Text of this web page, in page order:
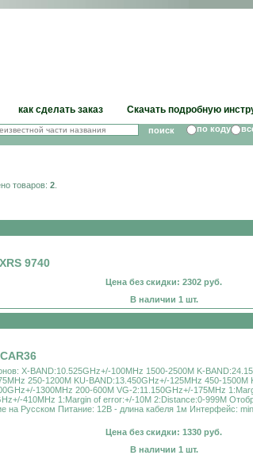
как сделать заказ Скачать подробную
по коду
товаров: 2
9740
Цена без скидки: 2302 руб.
В наличии 1 шт.
X-BAND:10.525GHz+/-100MHz 1500-2500M K-
250-1200M KU-BAND:13.450GHz+/-125MHz 450-1500M
1300MHz 200-600M VG-2:11.150GHz+/-175MHz
410MHz 1:Margin of error:+/-10M 2:Distance:0-999M
на Русском Питание: 12В - длина кабеля 1м Интерфейс:
Цена без скидки: 1330 руб.
В наличии 1 шт.